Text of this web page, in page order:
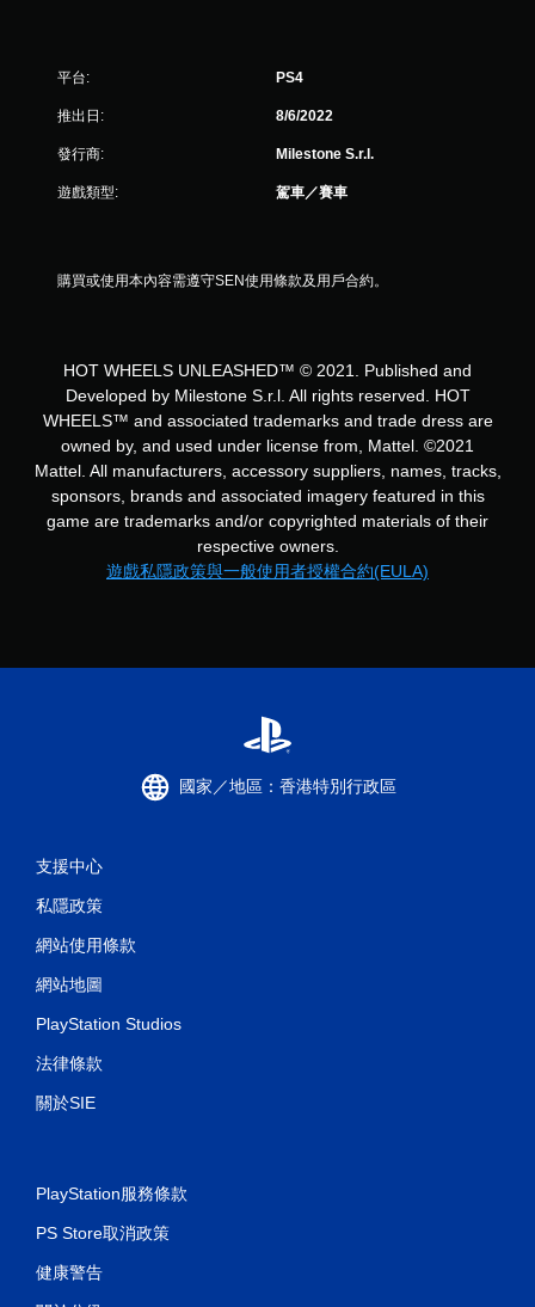
平台: PS4
推出日: 8/6/2022
發行商: Milestone S.r.l.
遊戲類型: 駕車／賽車
購買或使用本內容需遵守SEN使用條款及用戶合約。
HOT WHEELS UNLEASHED™ © 2021. Published and
Developed by Milestone S.r.l. All rights reserved. HOT
WHEELS™ and associated trademarks and trade dress are
owned by, and used under license from, Mattel. ©2021
Mattel. All manufacturers, accessory suppliers, names, tracks,
sponsors, brands and associated imagery featured in this
game are trademarks and/or copyrighted materials of their
respective owners.
遊戲私隱政策與一般使用者授權合約(EULA)
國家／地區：香港特別行政區
支援中心
私隱政策
網站使用條款
網站地圖
PlayStation Studios
法律條款
關於SIE
PlayStation服務條款
PS Store取消政策
健康警告